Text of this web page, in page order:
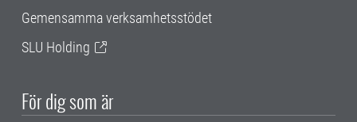
Gemensamma verksamhetsstödet
SLU Holding
För dig som är